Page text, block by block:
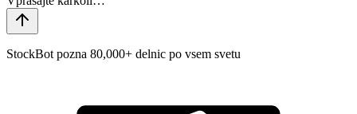
StockBot pozna 80,000+ delnic po vsem svetu